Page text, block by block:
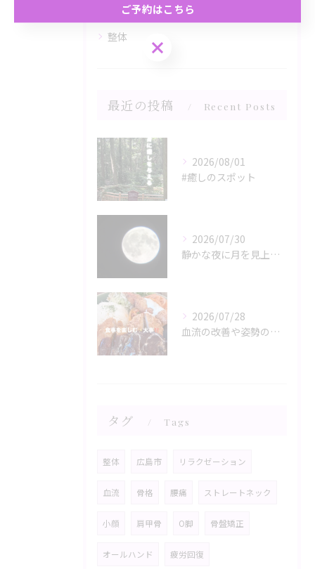
ヘッドスパ
整体
最近の投稿 Recent Posts
2026/08/01
#癒しのスポット
2026/07/30
静かな夜に月を見上げるひととき、心と体がリラックスモードに誘...
2026/07/28
血流の改善や姿勢の調整が、日々の健康を支える鍵。
タグ Tags
整体 広島市 リラクゼーション
血流 骨格 腰痛 ストレートネック
小顔 肩甲骨 O脚 骨盤矯正
オールハンド 疲労回復
ご予約はこちら
ご予約はこちら